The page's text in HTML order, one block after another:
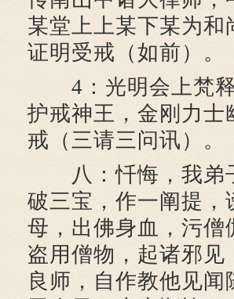
某堂上上某下某为
证明受戒（如前）。
4：光明会上梵释
护戒神王，金刚力
戒（三请三问讯）。
八：忏悔，我弟
破三宝，作一阐提
母，出佛身血，污
盗用僧物，起诸邪见
良师，自作教他见